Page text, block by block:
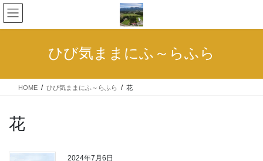
コ
ン
テ
ス
ナ
ビ
ゲ
ン
ひび気ままにふ～らふら
HOME ひび気ままにふ～らふら 花
花
2024年7月6日